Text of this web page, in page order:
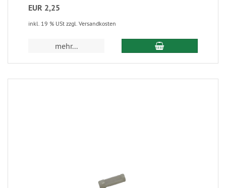
EUR 2,25
inkl. 19 % USt zzgl. Versandkosten
mehr...